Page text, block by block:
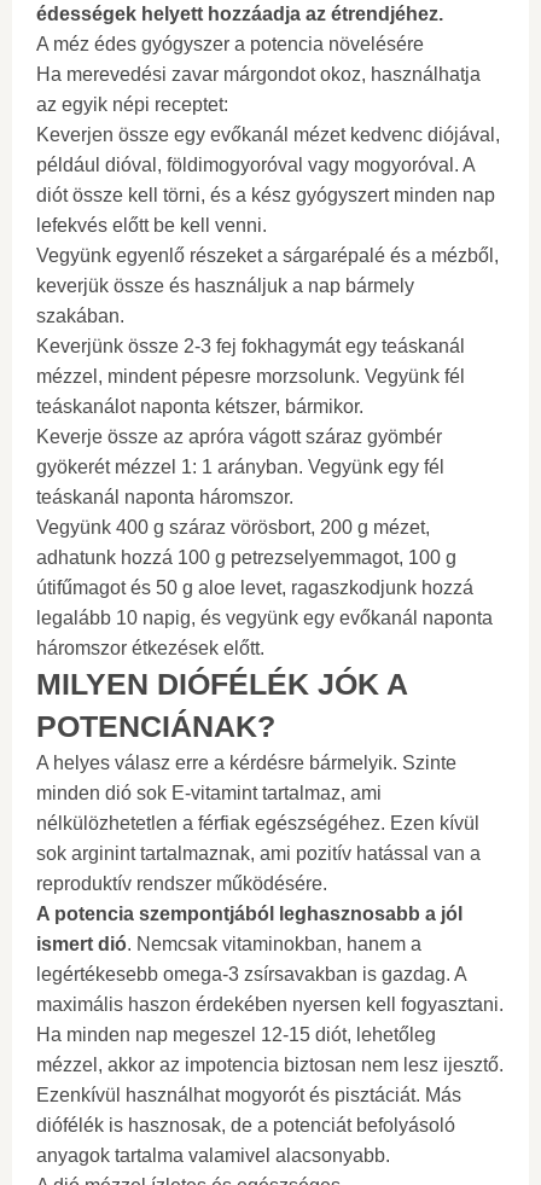
édességek helyett hozzáadja az étrendjéhez.
A méz édes gyógyszer a potencia növelésére
Ha merevedési zavar márgondot okoz, használhatja
az egyik népi receptet:
Keverjen össze egy evőkanál mézet kedvenc diójával,
például dióval, földimogyoróval vagy mogyoróval. A
diót össze kell törni, és a kész gyógyszert minden nap
lefekvés előtt be kell venni.
Vegyünk egyenlő részeket a sárgarépalé és a mézből,
keverjük össze és használjuk a nap bármely
szakában.
Keverjünk össze 2-3 fej fokhagymát egy teáskanál
mézzel, mindent pépesre morzsolunk. Vegyünk fél
teáskanálot naponta kétszer, bármikor.
Keverje össze az apróra vágott száraz gyömbér
gyökerét mézzel 1: 1 arányban. Vegyünk egy fél
teáskanál naponta háromszor.
Vegyünk 400 g száraz vörösbort, 200 g mézet,
adhatunk hozzá 100 g petrezselyemmagot, 100 g
útifűmagot és 50 g aloe levet, ragaszkodjunk hozzá
legalább 10 napig, és vegyünk egy evőkanál naponta
háromszor étkezések előtt.
MILYEN DIÓFÉLÉK JÓK A
POTENCIÁNAK?
A helyes válasz erre a kérdésre bármelyik. Szinte
minden dió sok E-vitamint tartalmaz, ami
nélkülözhetetlen a férfiak egészségéhez. Ezen kívül
sok arginint tartalmaznak, ami pozitív hatással van a
reproduktív rendszer működésére.
A potencia szempontjából leghasznosabb a jól
ismert dió. Nemcsak vitaminokban, hanem a
legértékesebb omega-3 zsírsavakban is gazdag. A
maximális haszon érdekében nyersen kell fogyasztani.
Ha minden nap megeszel 12-15 diót, lehetőleg
mézzel, akkor az impotencia biztosan nem lesz ijesztő.
Ezenkívül használhat mogyorót és pisztáciát. Más
diófélék is hasznosak, de a potenciát befolyásoló
anyagok tartalma valamivel alacsonyabb.